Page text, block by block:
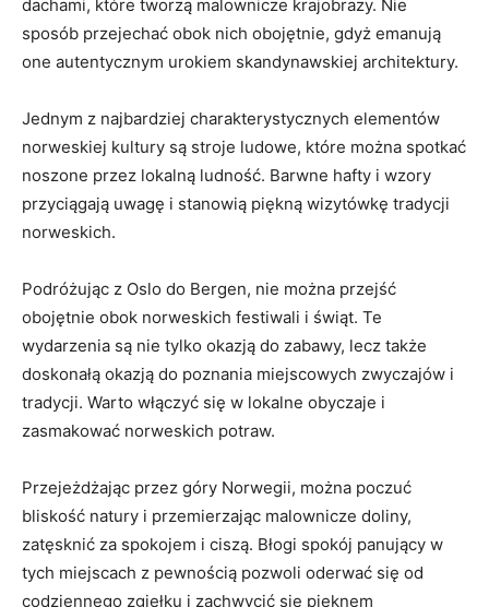
dachami, które tworzą malownicze‍ krajobrazy. Nie
sposób przejechać obok⁤ nich obojętnie, gdyż emanują
⁣one autentycznym urokiem skandynawskiej ⁣architektury.
Jednym z najbardziej charakterystycznych elementów⁤
norweskiej kultury są stroje ludowe, które można ⁤spotkać
noszone przez lokalną ludność. Barwne ‌hafty i wzory
przyciągają uwagę i stanowią piękną wizytówkę tradycji⁤
norweskich.
Podróżując z Oslo ‌do Bergen, nie ‍można ‌przejść
‌obojętnie‌ obok norweskich festiwali i świąt. Te
wydarzenia⁣ są nie tylko okazją do ​zabawy, lecz⁤ także
doskonałą okazją do poznania miejscowych zwyczajów i
tradycji. Warto włączyć ​się w lokalne obyczaje i
zasmakować norweskich potraw.
Przejeżdżając przez góry ⁣Norwegii, ⁤można poczuć
bliskość natury i przemierzając malownicze doliny,
zatęsknić za ⁢spokojem ‌i ⁤ciszą. Błogi spokój​ panujący w
tych miejscach ‍z pewnością pozwoli oderwać się od
codziennego zgiełku i zachwycić się pięknem